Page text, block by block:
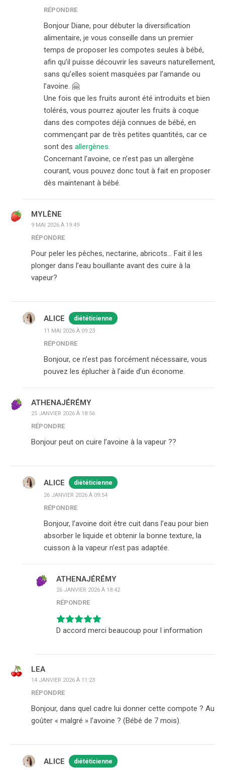
RÉPONDRE
Bonjour Diane, pour débuter la diversification
alimentaire, je vous conseille dans un premier
temps de proposer les compotes seules à bébé,
afin qu’il puisse découvrir les saveurs naturellement,
sans qu’elles soient masquées par l’amande ou
l’avoine. 🤗
Une fois que les fruits auront été introduits et bien
tolérés, vous pourrez ajouter les fruits à coque
dans des compotes déjà connues de bébé, en
commençant par de très petites quantités, car ce
sont des allergènes.
Concernant l’avoine, ce n’est pas un allergène
courant, vous pouvez donc tout à fait en proposer
dès maintenant à bébé.
MYLÈNE
9 MAI 2026 À 19:49
RÉPONDRE
Pour peler les pêches, nectarine, abricots… Fait il les
plonger dans l’eau bouillante avant des cuire à la
vapeur?
ALICE diététicienne
11 MAI 2026 À 09:23
RÉPONDRE
Bonjour, ce n’est pas forcément nécessaire, vous
pouvez les éplucher à l’aide d’un économe.
ATHENAJÉRÉMY
25 JANVIER 2026 À 18:56
RÉPONDRE
Bonjour peut on cuire l’avoine à la vapeur ??
ALICE diététicienne
26 JANVIER 2026 À 09:54
RÉPONDRE
Bonjour, l’avoine doit être cuit dans l’eau pour bien
absorber le liquide et obtenir la bonne texture, la
cuisson à la vapeur n’est pas adaptée.
ATHENAJÉRÉMY
26 JANVIER 2026 À 18:42
RÉPONDRE
D accord merci beaucoup pour l information
LEA
14 JANVIER 2026 À 11:23
RÉPONDRE
Bonjour, dans quel cadre lui donner cette compote ? Au
goûter « malgré » l’avoine ? (Bébé de 7 mois).
ALICE diététicienne